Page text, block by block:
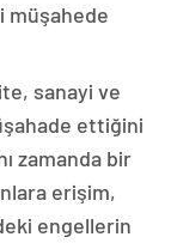
müşahede
sanayi ve
ettiğini
zamanda bir
erişim,
engellerin